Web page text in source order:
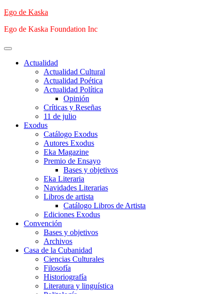
Saltar
contenido
Ego de Kaska
Ego de Kaska Foundation Inc
Menú
principalActualidad
Actualidad Cultural
Actualidad Poética
Actualidad Política
Opinión
Críticas y Reseñas
11 de julio
Exodus
Catálogo Exodus
Autores Exodus
Eka Magazine
Premio de Ensayo
Bases y objetivos
Eka Literaria
Navidades Literarias
Libros de artista
Catálogo Libros de Artista
Ediciones Exodus
Convención
Bases y objetivos
Archivos
Casa de la Cubanidad
Ciencias Culturales
Filosofía
Historiografía
Literatura y linguística